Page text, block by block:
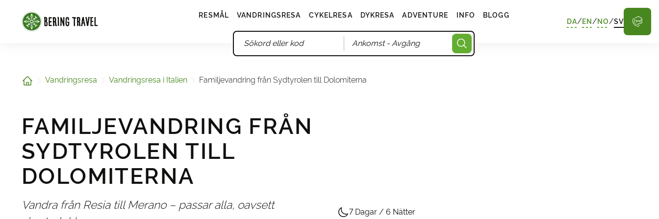
RESMÅL VANDRINGSRESA CYKELRESA DYKRESA ADVENTURE INFO BLOGG
Ankomst- Avgång
DA/EN /NO/SV
Hem Vandringsresa Vandringsresa i Italien Familjevandring från Sydtyrolen till Dolomiterna
FAMILJEVANDRING FRÅN
SYDTYROLEN TILL
DOLOMITERNA
Vandra från Resia till Merano – passar alla, oavsett
7 Dagar / 6 Nätter